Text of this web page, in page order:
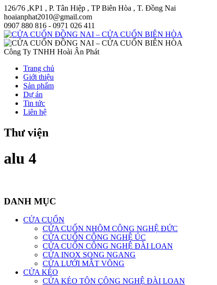
126/76 ,KP1 , P. Tân Hiệp , TP Biên Hòa , T. Đồng Nai
hoaianphat2010@gmail.com
0907 880 816 - 0971 026 411
Công Ty TNHH Hoài Ân Phát
Trang chủ
Giới thiệu
Sản phẩm
Dự án
Tin tức
Liên hệ
Thư viện
alu 4
DANH MỤC
CỬA CUỐN
CỬA CUỐN NHÔM CÔNG NGHỆ ĐỨC
CỬA CUỐN CÔNG NGHỆ ÚC
CỬA CUỐN CÔNG NGHỆ ĐÀI LOAN
CỬA INOX SONG NGANG
CỬA LƯỚI MẮT VÕNG
CỬA KÉO
CỬA KÉO TÔN CÔNG NGHỆ ĐÀI LOAN